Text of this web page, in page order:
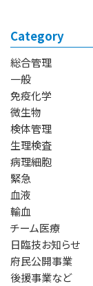
Category
総合管理
一般
免疫化学
微生物
検体管理
生理検査
病理細胞
緊急
血液
輸血
チーム医療
日臨技お知らせ
府民公開事業
後援事業など